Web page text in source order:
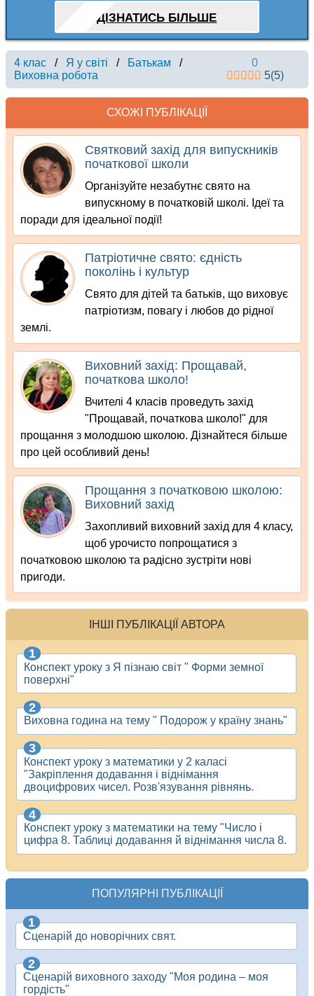
ДІЗНАТИСЬ БІЛЬШЕ
4 клас / Я у світі / Батькам
/
Виховна робота
0
5(5)
СХОЖІ ПУБЛІКАЦІЇ
Святковий захід для випускників
початкової школи
Організуйте незабутнє свято на
випускному в початковій школі. Ідеї та
поради для ідеальної події!
Патріотичне свято: єдність
поколінь і культур
Свято для дітей та батьків, що виховує
патріотизм, повагу і любов до рідної
землі.
Виховний захід: Прощавай,
початкова школо!
Вчителі 4 класів проведуть захід
"Прощавай, початкова школо!" для
прощання з молодшою школою. Дізнайтеся більше
про цей особливий день!
Прощання з початковою школою:
Виховний захід
Захопливий виховний захід для 4 класу,
щоб урочисто попрощатися з
початковою школою та радісно зустріти нові
пригоди.
ІНШІ ПУБЛІКАЦІЇ АВТОРА
Конспект уроку з Я пізнаю світ " Форми земної
поверхні"
Виховна година на тему " Подорож у країну знань"
Конспект уроку з математики у 2 каласі
"Закріплення додавання і віднімання
двоцифрових чисел. Розв'язування рівнянь.
Конспект уроку з математики на тему "Число і
цифра 8. Таблиці додавання й віднімання числа 8.
ПОПУЛЯРНІ ПУБЛІКАЦІЇ
Сценарій до новорічних свят.
Сценарій виховного заходу "Моя родина – моя
гордість"